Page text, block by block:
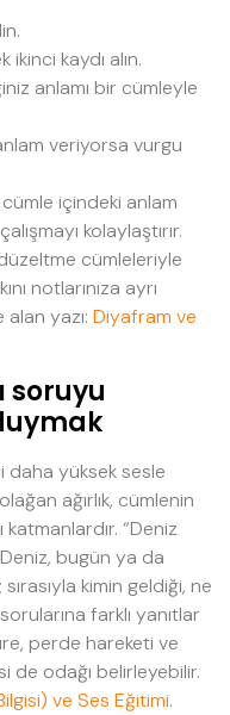
kaydı alın.
anlamı bir cümleyle
veriyorsa vurgu
cümle içindeki anlam
kolaylaştırır.
cümleleriyle
notlarınıza ayrı
yazı: Diyafram ve
soruyu
daha yüksek sesle
ağırlık, cümlenin
katmanlardır. “Deniz
bugün ya da
kimin geldiği, ne
farklı yanıtlar
perde hareketi ve
de odağı belirleyebilir.
ve Ses Eğitimi.